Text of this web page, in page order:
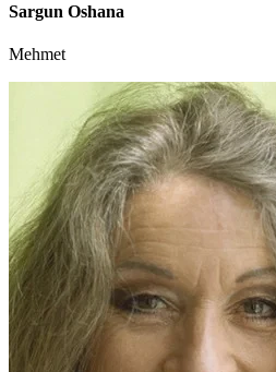
Sargun Oshana
Mehmet